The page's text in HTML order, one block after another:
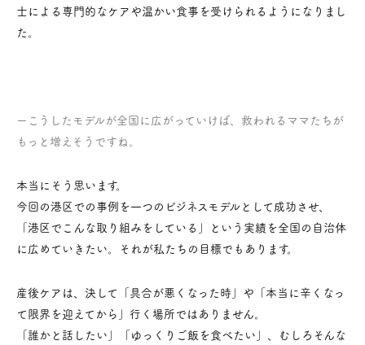
士による専門的なケアや温かい食事を受けられるようになりまし
た。
ーこうしたモデルが全国に広がっていけば、救われるママたちが
もっと増えそうですね。
本当にそう思います。
今回の港区での事例を一つのビジネスモデルとして成功させ、
「港区でこんな取り組みをしている」という実績を全国の自治体
に広めていきたい。それが私たちの目標でもあります。
産後ケアは、決して「具合が悪くなった時」や「本当に辛くなっ
て限界を迎えてから」行く場所ではありません。
「誰かと話したい」「ゆっくりご飯を食べたい」、むしろそんな